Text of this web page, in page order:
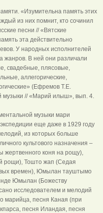
«Изумительна память этих
из них помнит, кто сочинил
песни // «Вятские
эта действительно
У народных исполнителей
жанров. В ней они различали
свадебные, плясовые,
аллегорические,
(Ефремов Т.Е.
музыки // «Марий илыш», вып. 4.
музыки мари
еще даже в 1929 году
из которых больше
культового назначения –
коня на рощу),
рощи), Тошто жап (Седая
времен), Юмылан тауштымо
Юмылан (Божеству
исследователем и мелодий
марийца, песня Каная (при
песня Иландая, песня